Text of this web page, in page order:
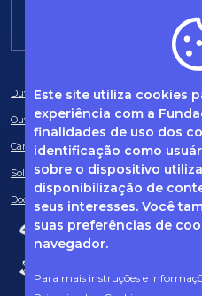
Este site utiliza cookies
experiência com a
finalidades de uso dos
identificação como
sobre o dispositivo
disponibilização de
seus interesses. Você
suas preferências de
navegador.
Para mais instruções e
Dúvidas frequentes
Ouvidoria
Canal de Denúncias
Solicitação de informações
Documentos obrigatórios